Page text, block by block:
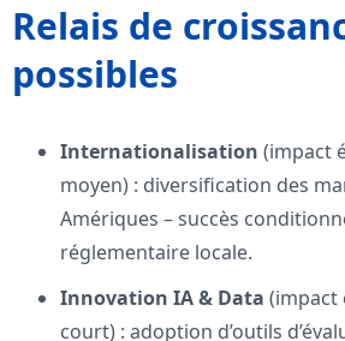
Relais de
possibles
Internationalisation (impact
moyen) : diversification des
Amériques – succès
réglementaire locale.
Innovation IA & Data (impact
court) : adoption d’outils